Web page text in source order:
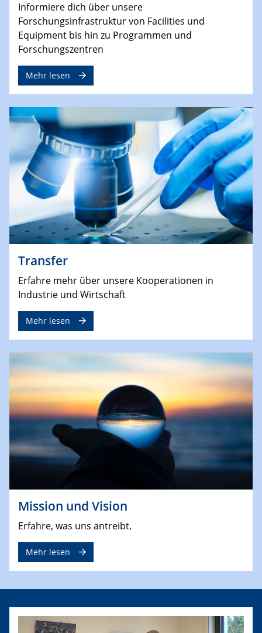
Informiere dich über unsere
Forschungsinfrastruktur von Facilities und
Equipment bis hin zu Programmen und
Forschungszentren
Mehr lesen
Transfer
Erfahre mehr über unsere Kooperationen in
Industrie und Wirtschaft
Mehr lesen
Mission und Vision
Erfahre, was uns antreibt.
Mehr lesen